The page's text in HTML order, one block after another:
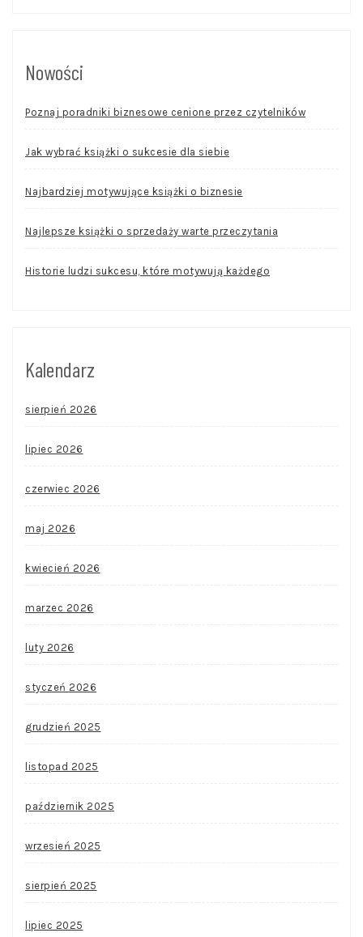
Nowości
Poznaj poradniki biznesowe cenione przez czytelników
Jak wybrać książki o sukcesie dla siebie
Najbardziej motywujące książki o biznesie
Najlepsze książki o sprzedaży warte przeczytania
Historie ludzi sukcesu, które motywują każdego
Kalendarz
sierpień 2026
lipiec 2026
czerwiec 2026
maj 2026
kwiecień 2026
marzec 2026
luty 2026
styczeń 2026
grudzień 2025
listopad 2025
październik 2025
wrzesień 2025
sierpień 2025
lipiec 2025